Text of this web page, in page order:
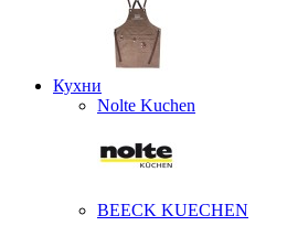
Кухни
Nolte Kuchen
BEECK KUECHEN